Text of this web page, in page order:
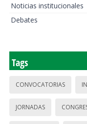
Noticias institucionales
Debates
Tags
CONVOCATORIAS
JORNADAS